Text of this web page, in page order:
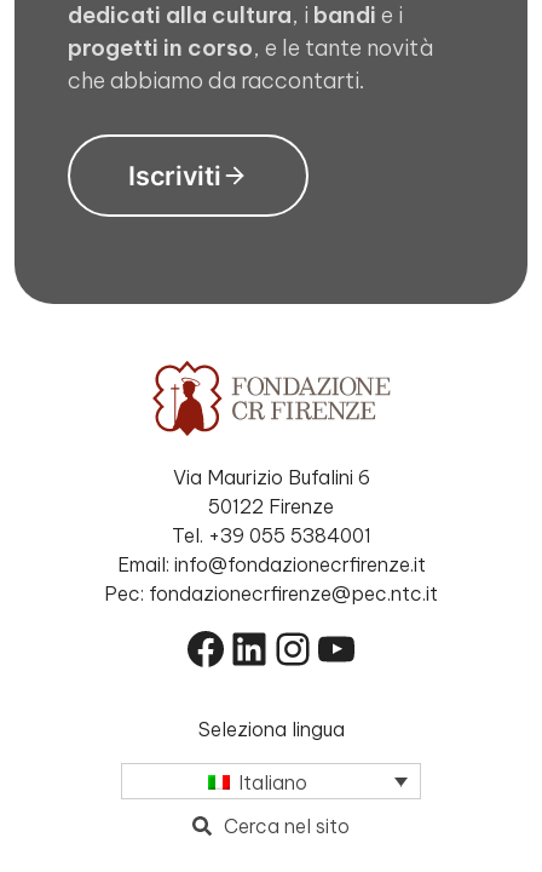
dedicati alla cultura, i bandi e i
progetti in corso, e le tante novità
che abbiamo da raccontarti.
Iscriviti
Via Maurizio Bufalini 6
50122 Firenze
Tel. +39 055 5384001
Email: info@fondazionecrfirenze.it
Pec: fondazionecrfirenze@pec.ntc.it
Facebook
LinkedIn
Instagram
YouTube
Seleziona lingua
Italiano
Cerca nel sito